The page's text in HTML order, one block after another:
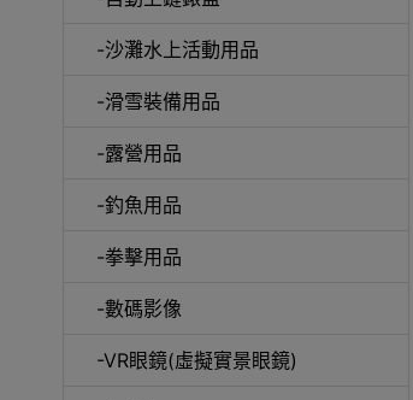
-沙灘水上活動用品
-滑雪裝備用品
-露營用品
-釣魚用品
-拳擊用品
-數碼影像
-VR眼鏡(虛擬實景眼鏡)